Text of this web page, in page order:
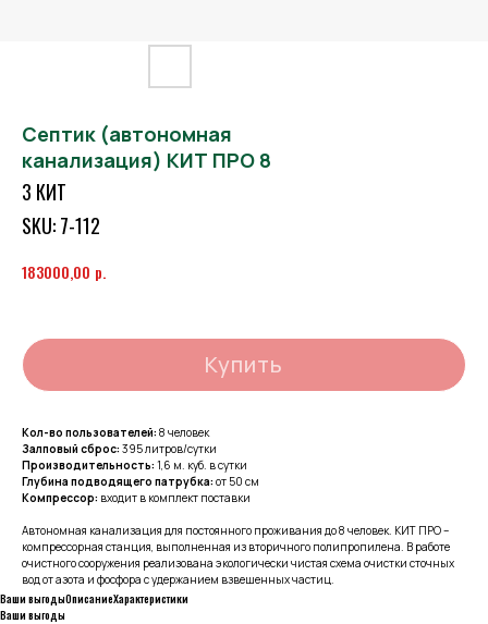
Септик (автономная
канализация) КИТ ПРО 8
3 КИТ
SKU:7-112
183000,00 р.
Купить
Кол-во пользователей: 8 человек
Залповый сброс: 395 литров/сутки
Производительность: 1,6 м. куб. в сутки
Глубина подводящего патрубка: от 50 см
Компрессор: входит в комплект поставки
Автономная канализация для постоянного проживания до 8 человек. КИТ ПРО –
компрессорная станция, выполненная из вторичного полипропилена. В работе
очистного сооружения реализована экологически чистая схема очистки сточных
вод от азота и фосфора с удержанием взвешенных частиц.
Ваши выгодыОписаниеХарактеристики
Ваши выгоды